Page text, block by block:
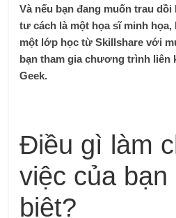
Và nếu bạn đang muốn trau
tư cách là một họa sĩ minh họa,
một lớp học từ Skillshare với
bạn tham gia chương trình liên
Geek.
Điều gì làm
việc của bạn
biệt?